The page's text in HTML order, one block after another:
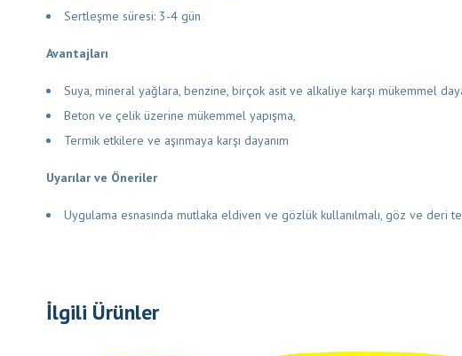
Sertleşme süresi: 3-4 gün
Avantajları
Suya, mineral yağlara, benzine, birçok asit ve alkaliye karşı mükemmel
Beton ve çelik üzerine mükemmel yapışma,
Termik etkilere ve aşınmaya karşı dayanım
Uyarılar ve Öneriler
Uygulama esnasında mutlaka eldiven ve gözlük kullanılmalı, göz ve deri
İlgili Ürünler